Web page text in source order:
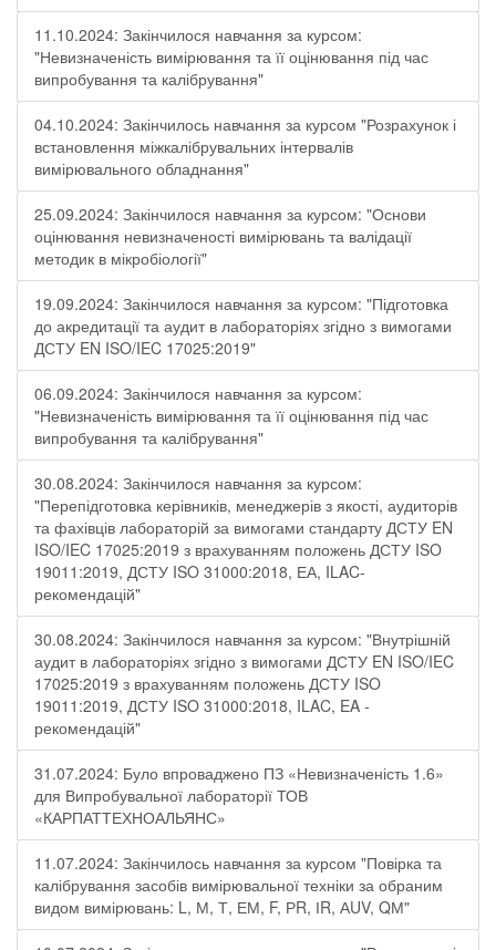
11.10.2024: Закінчилося навчання за курсом:
"Невизначеність вимірювання та її оцінювання під час
випробування та калібрування"
04.10.2024: Закінчилось навчання за курсом "Розрахунок і
встановлення міжкалібрувальних інтервалів
вимірювального обладнання"
25.09.2024: Закінчилося навчання за курсом: "Основи
оцінювання невизначеності вимірювань та валідації
методик в мікробіології"
19.09.2024: Закінчилося навчання за курсом: "Підготовка
до акредитації та аудит в лабораторіях згідно з вимогами
ДСТУ EN ISO/IEC 17025:2019"
06.09.2024: Закінчилося навчання за курсом:
"Невизначеність вимірювання та її оцінювання під час
випробування та калібрування"
30.08.2024: Закінчилося навчання за курсом:
"Перепідготовка керівників, менеджерів з якості, аудиторів
та фахівців лабораторій за вимогами стандарту ДСТУ EN
ISO/IEC 17025:2019 з врахуванням положень ДСТУ ISO
19011:2019, ДСТУ ISO 31000:2018, ЕА, ILAC-
рекомендацій"
30.08.2024: Закінчилося навчання за курсом: "Внутрішній
аудит в лабораторіях згідно з вимогами ДСТУ EN ISO/IEC
17025:2019 з врахуванням положень ДСТУ ISO
19011:2019, ДСТУ ISO 31000:2018, ILAC, EA -
рекомендацій"
31.07.2024: Було впроваджено ПЗ «Невизначеність 1.6»
для Випробувальної лабораторії ТОВ
«КАРПАТТЕХНОАЛЬЯНС»
11.07.2024: Закінчилось навчання за курсом "Повірка та
калібрування засобів вимірювальної техніки за обраним
видом вимірювань: L, М, Т, ЕМ, F, РR, ІR, АUV, QМ"